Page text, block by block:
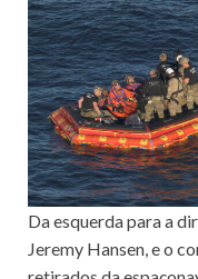
Da esquerda para a
Jeremy Hansen, e o